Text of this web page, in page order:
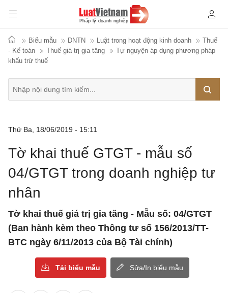
Biểu mẫu DNTN Luật trong hoạt động kinh doanh
Thuế
- Kế toán
Thuế giá trị gia tăng
Tự nguyện áp dụng phương pháp
khấu trừ thuế
Thứ Ba, 18/06/2019 - 15:11
Tờ khai thuế GTGT - mẫu số
04/GTGT trong doanh nghiệp tư
nhân
Tờ khai thuế giá trị gia tăng - Mẫu số: 04/GTGT
(Ban hành kèm theo Thông tư số 156/2013/TT-
BTC ngày 6/11/2013 của Bộ Tài chính)
Tải biểu mẫu Sửa/In biểu mẫu